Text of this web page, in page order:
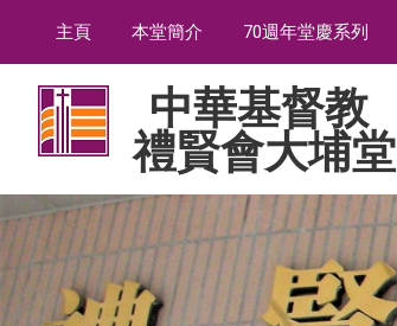
主頁 本堂簡介 70週年堂慶系列
中華基督教
禮賢會大埔堂